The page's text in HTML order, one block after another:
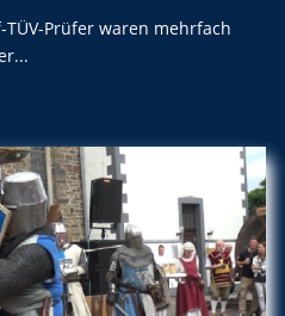
Prüfer waren mehrfach